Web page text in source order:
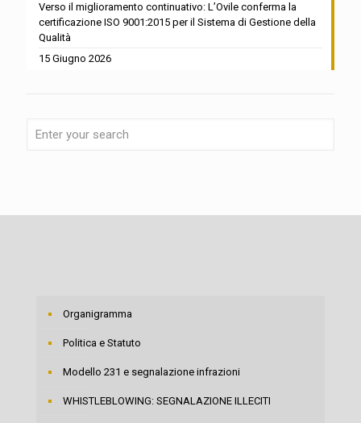
Verso il miglioramento continuativo: L’Ovile conferma la
certificazione ISO 9001:2015 per il Sistema di Gestione della
Qualità
15 Giugno 2026
Organigramma
Politica e Statuto
Modello 231 e segnalazione infrazioni
WHISTLEBLOWING: SEGNALAZIONE ILLECITI